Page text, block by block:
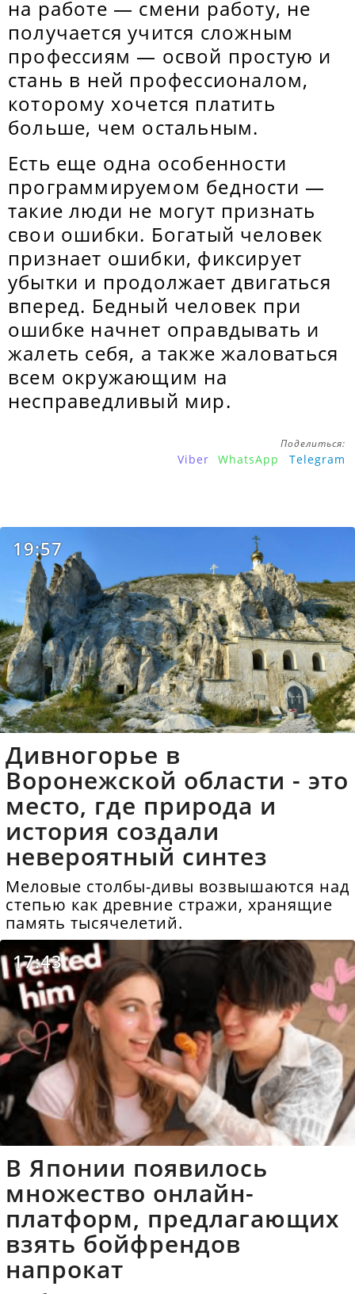
на работе — смени работу, не
получается учится сложным
профессиям — освой простую и
стань в ней профессионалом,
которому хочется платить
больше, чем остальным.
Есть еще одна особенности
программируемом бедности —
такие люди не могут признать
свои ошибки. Богатый человек
признает ошибки, фиксирует
убытки и продолжает двигаться
вперед. Бедный человек при
ошибке начнет оправдывать и
жалеть себя, а также жаловаться
всем окружающим на
несправедливый мир.
Поделиться:
Viber WhatsApp Telegram
19:57
Дивногорье в
Воронежской области - это
место, где природа и
история создали
невероятный синтез
Меловые столбы-дивы возвышаются над
степью как древние стражи, хранящие
память тысячелетий.
17:43
В Японии появилось
множество онлайн-
платформ, предлагающих
взять бойфрендов
напрокат